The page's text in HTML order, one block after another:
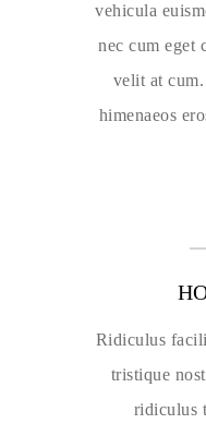
vehicula
nec cum eget
velit at
himenaeos
Ridiculus
tristique
ridiculus